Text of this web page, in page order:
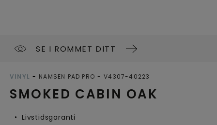
SE I ROMMET DITT
SMOKED CABIN OAK
VINYL NAMSEN PAD PRO V4307-40223
Livstidsgaranti